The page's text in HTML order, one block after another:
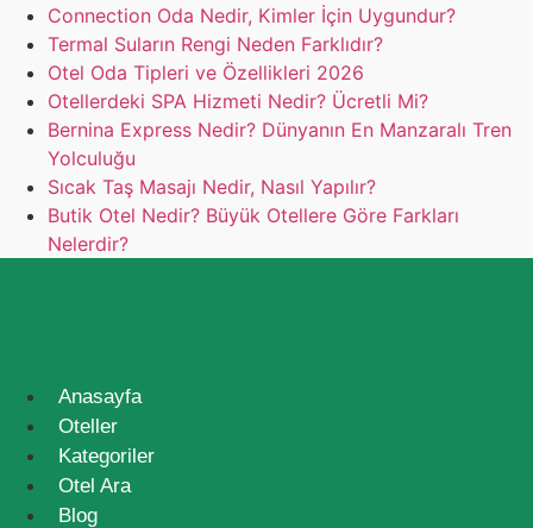
Connection Oda Nedir, Kimler İçin Uygundur?
Termal Suların Rengi Neden Farklıdır?
Otel Oda Tipleri ve Özellikleri 2026
Otellerdeki SPA Hizmeti Nedir? Ücretli Mi?
Bernina Express Nedir? Dünyanın En Manzaralı Tren
Yolculuğu
Sıcak Taş Masajı Nedir, Nasıl Yapılır?
Butik Otel Nedir? Büyük Otellere Göre Farkları
Nelerdir?
Anasayfa
Oteller
Kategoriler
Otel Ara
Blog